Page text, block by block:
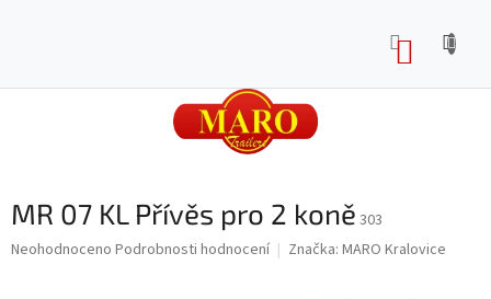
MR 07 KL Přívěs pro 2 koně 303
Průměrné
Neohodnoceno Podrobnosti hodnocení Značka: MARO Kralovice